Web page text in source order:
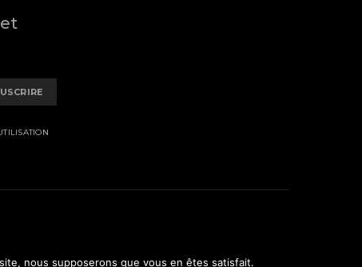
nous supposerons que vous en êtes satisfait.